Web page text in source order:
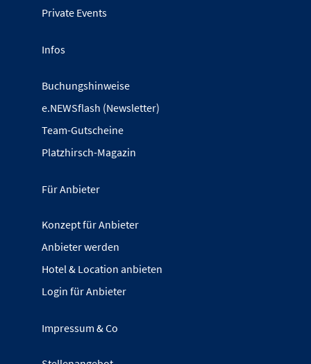
Private Events
Infos
Buchungshinweise
e.NEWSflash (Newsletter)
Team-Gutscheine
Platzhirsch-Magazin
Für Anbieter
Konzept für Anbieter
Anbieter werden
Hotel & Location anbieten
Login für Anbieter
Impressum & Co